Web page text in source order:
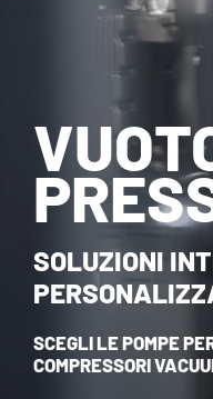
SOLUZIONI
SCEGLI LE POMPE
COMPRESSORI